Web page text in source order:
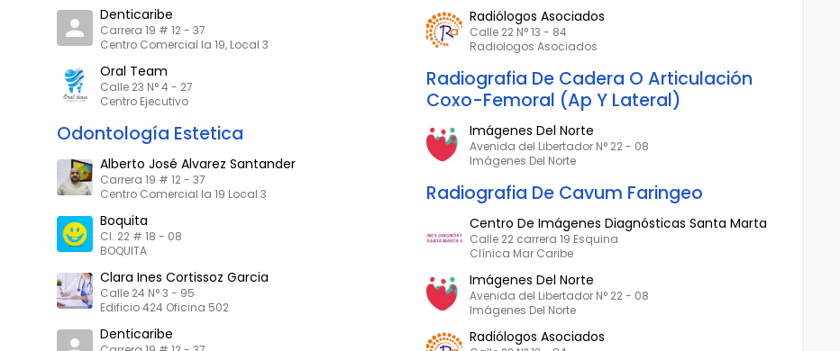
Denticaribe
Carrera 19 # 12 - 37
Centro Comercial la 19, Local 3
Oral Team
Calle 23 N° 4 - 27
Centro Ejecutivo
Odontología Estetica
Alberto José Alvarez Santander
Carrera 19 # 12 - 37
Centro Comercial la 19 Local 3
Boquita
Cl. 22 # 18 - 08
BOQUITA
Clara Ines Cortissoz Garcia
Calle 24 N° 3 - 95
Edificio 424 Oficina 502
Denticaribe
Radiólogos Asociados
Calle 22 N° 13 - 84
Radiologos Asociados
Radiografia De Cadera O Articulación
Coxo-Femoral (Ap Y Lateral)
Imágenes Del Norte
Avenida del Libertador N° 22 - 08
Imágenes Del Norte
Radiografia De Cavum Faringeo
Centro De Imágenes Diagnósticas Santa Marta
Calle 22 carrera 19 Esquina
Clínica Mar Caribe
Imágenes Del Norte
Avenida del Libertador N° 22 - 08
Imágenes Del Norte
Radiólogos Asociados